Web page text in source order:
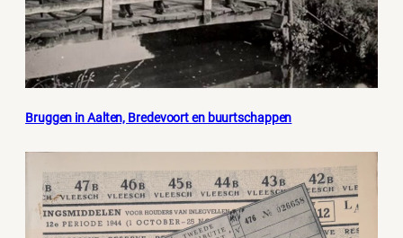
Bruggen in Aalten, Bredevoort en buurtschappen